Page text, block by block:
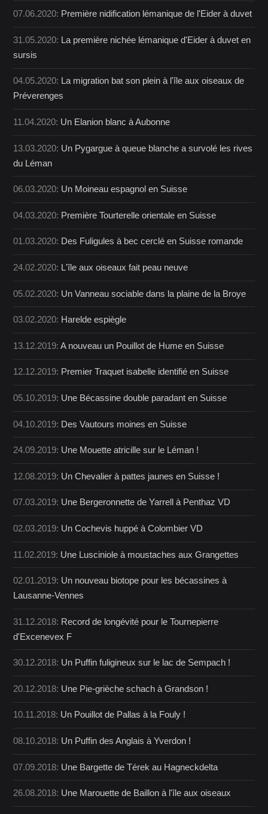
07.06.2020: Première nidification lémanique de l'Eider à duvet
31.05.2020: La première nichée lémanique d'Eider à duvet en
sursis
04.05.2020: La migration bat son plein à l'île aux oiseaux de
Préverenges
11.04.2020: Un Elanion blanc à Aubonne
13.03.2020: Un Pygargue à queue blanche a survolé les rives
du Léman
06.03.2020: Un Moineau espagnol en Suisse
04.03.2020: Première Tourterelle orientale en Suisse
01.03.2020: Des Fuligules à bec cerclé en Suisse romande
24.02.2020: L'île aux oiseaux fait peau neuve
05.02.2020: Un Vanneau sociable dans la plaine de la Broye
03.02.2020: Harelde espiègle
13.12.2019:A nouveau un Pouillot de Hume en Suisse
12.12.2019: Premier Traquet isabelle identifié en Suisse
05.10.2019: Une Bécassine double paradant en Suisse
04.10.2019: Des Vautours moines en Suisse
24.09.2019: Une Mouette atricille sur le Léman !
12.08.2019: Un Chevalier à pattes jaunes en Suisse !
07.03.2019: Une Bergeronnette de Yarrell à Penthaz VD
02.03.2019: Un Cochevis huppé à Colombier VD
11.02.2019: Une Lusciniole à moustaches aux Grangettes
02.01.2019: Un nouveau biotope pour les bécassines à
Lausanne-Vennes
31.12.2018: Record de longévité pour le Tournepierre
d'Excenevex F
30.12.2018: Un Puffin fuligineux sur le lac de Sempach !
20.12.2018: Une Pie-grièche schach à Grandson !
10.11.2018: Un Pouillot de Pallas à la Fouly !
08.10.2018: Un Puffin des Anglais à Yverdon !
07.09.2018: Une Bargette de Térek au Hagneckdelta
26.08.2018: Une Marouette de Baillon à l'île aux oiseaux